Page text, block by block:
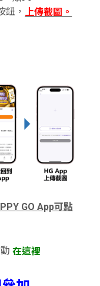
鈕， 上傳截圖。
GO App可點
動在這裡